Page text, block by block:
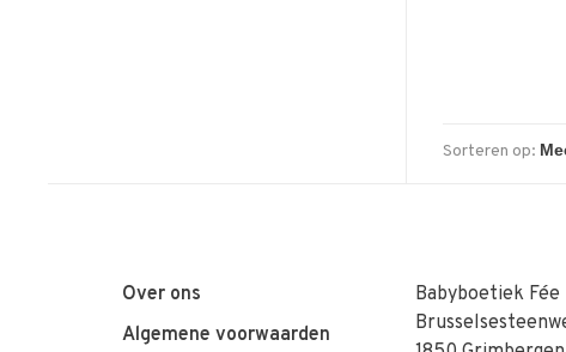
Sorteren op:
Over ons
Algemene voorwaarden
Babyboetiek Fée